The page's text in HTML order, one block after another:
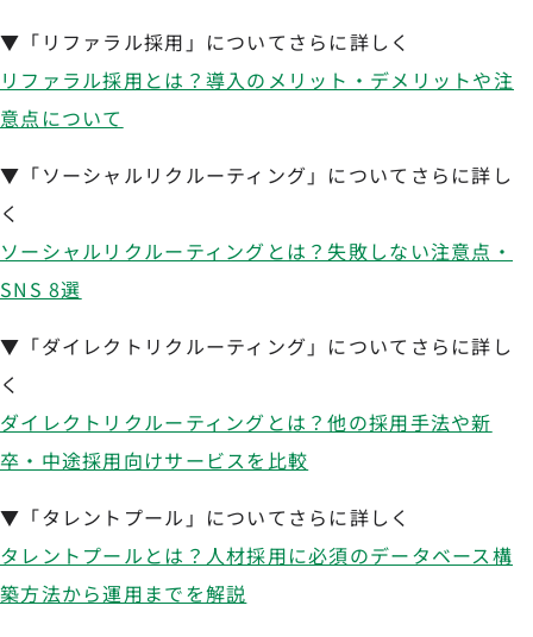
▼「リファラル採用」についてさらに詳しく
リファラル採用とは？導入のメリット・デメリットや注
意点について
▼「ソーシャルリクルーティング」についてさらに詳し
く
ソーシャルリクルーティングとは？失敗しない注意点・
SNS 8選
▼「ダイレクトリクルーティング」についてさらに詳し
く
ダイレクトリクルーティングとは？他の採用手法や新
卒・中途採用向けサービスを比較
▼「タレントプール」についてさらに詳しく
タレントプールとは？人材採用に必須のデータベース構
築方法から運用までを解説